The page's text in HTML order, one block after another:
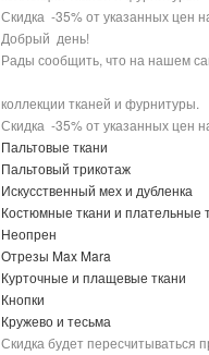
Скидка -35% от указанных цен
Добрый день!
Рады сообщить, что на нашем
коллекции тканей и фурнитуры.
Скидка -35% от указанных цен
Пальтовые ткани
Пальтовый трикотаж
Искусственный мех и дубленка
Костюмные ткани и плательные
Неопрен
Отрезы Max Mara
Курточные и плащевые ткани
Кнопки
Кружево и тесьма
Скидка будет пересчитываться